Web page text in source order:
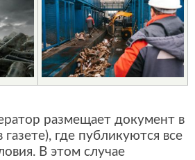
размещает документ в
где публикуются все
В этом случае